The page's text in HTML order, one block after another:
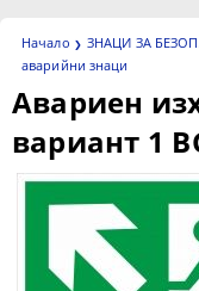
Начало ЗНАЦИ ЗА
аварийни знаци
Авариен
вариант 1